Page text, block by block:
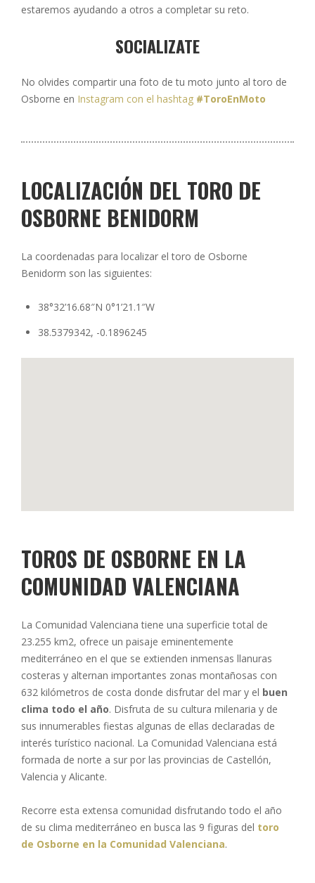
estaremos ayudando a otros a completar su reto.
SOCIALIZATE
No olvides compartir una foto de tu moto junto al toro de
Osborne en Instagram con el hashtag #ToroEnMoto
LOCALIZACIÓN DEL TORO DE
OSBORNE BENIDORM
La coordenadas para localizar el toro de Osborne
Benidorm son las siguientes:
38°32’16.68″N 0°1’21.1″W
38.5379342, -0.1896245
TOROS DE OSBORNE EN LA
COMUNIDAD VALENCIANA
La Comunidad Valenciana tiene una superficie total de
23.255 km2, ofrece un paisaje eminentemente
mediterráneo en el que se extienden inmensas llanuras
costeras y alternan importantes zonas montañosas con
632 kilómetros de costa donde disfrutar del mar y el buen
clima todo el año. Disfruta de su cultura milenaria y de
sus innumerables fiestas algunas de ellas declaradas de
interés turístico nacional. La Comunidad Valenciana está
formada de norte a sur por las provincias de Castellón,
Valencia y Alicante.
Recorre esta extensa comunidad disfrutando todo el año
de su clima mediterráneo en busca las 9 figuras del toro
de Osborne en la Comunidad Valenciana.